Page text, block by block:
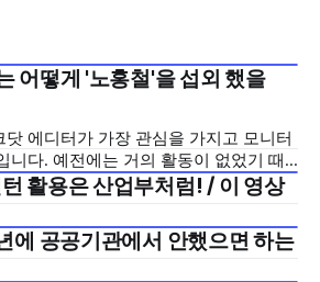
어떻게 '노홍철'을 섭외 했을
에디터가 가장 관심을 가지고 모니터
니다. 예전에는 거의 활동이 없었기 때
않았던 것도 사실인데요. 작년 8월을
만 아니라 많은 사람들이 흥미을 가지
에 호응하고 있는, 공공기관 유튜브 채
성과가 가장 좋은 채널이 되었습니다.
활용은 산업부처럼! / 이 영상
에 공공기관에서 안했으면 하는